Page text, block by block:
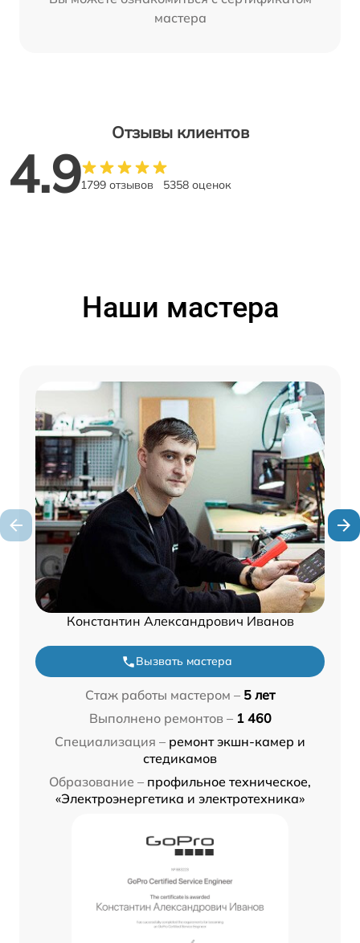
мастера
Отзывы клиентов
4.91799 отзывов 5358 оценок
Наши мастера
Константин Александрович Иванов
Вызвать мастера
Стаж работы мастером – 5 лет
Выполнено ремонтов – 1 460
Специализация – ремонт экшн-камер и
стедикамов
Образование – профильное техническое,
«Электроэнергетика и электротехника»